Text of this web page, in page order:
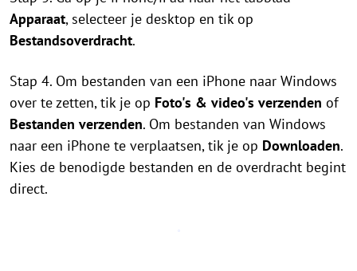
Apparaat, selecteer je desktop en tik op
Bestandsoverdracht.
Stap 4. Om bestanden van een iPhone naar Windows
over te zetten, tik je op Foto's & video's verzenden of
Bestanden verzenden. Om bestanden van Windows
naar een iPhone te verplaatsen, tik je op Downloaden.
Kies de benodigde bestanden en de overdracht begint
direct.